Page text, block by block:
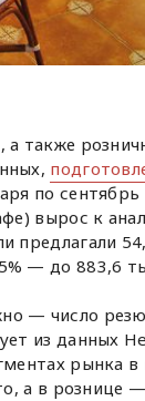
также
по сентябрь
вырос к
предлагали
— до 883,6
— число
из данных
рынка
а в рознице